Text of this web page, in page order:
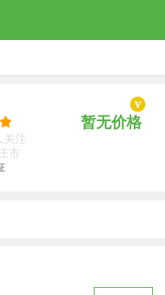
暂无价格
注
市